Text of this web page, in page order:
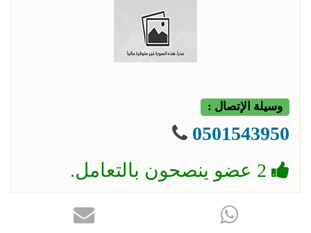
وسيلة الإتصال :
0501543950